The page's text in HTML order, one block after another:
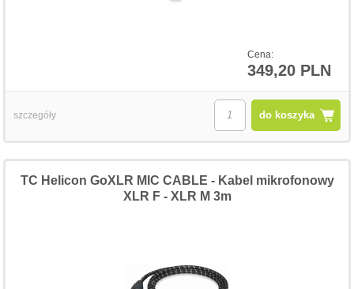
Cena:
349,20 PLN
do koszyka
szczegóły
TC Helicon GoXLR MIC CABLE - Kabel mikrofonowy
XLR F - XLR M 3m